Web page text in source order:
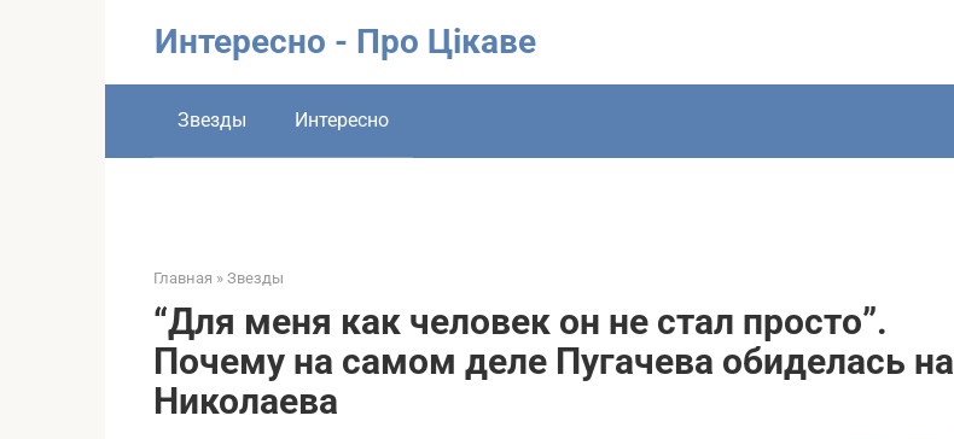
Интересно - Про Цікаве
Звезды Интересно
Главная » Звезды
“Для меня как человек он не стал просто”.
Почему на самом деле Пугачева обиделась на
Николаева